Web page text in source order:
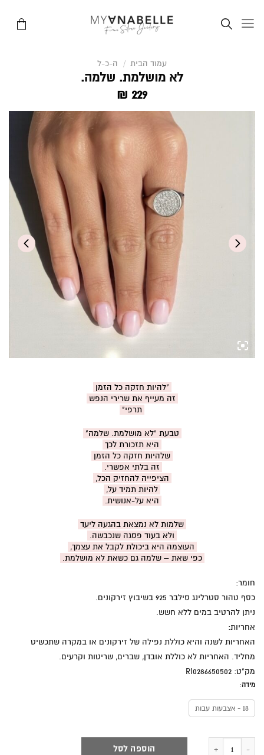
עמוד הבית / ה-כ-ל
לא מושלמת. שלמה.
229
₪
"להיות חזקה כל הזמן
זה מעייף את שרירי הנפש
תרפי"
טבעת "לא מושלמת. שלמה"
היא תזכורת לכך
שלהיות חזקה כל הזמן
זה בלתי אפשרי.
הציפייה להחזיק הכל,
להיות תמיד על,
היא על-אנושית.
שלמות לא נמצאת בהגעה ליעד
ולא בעוד פסגה שנכבשה.
העוצמה היא ביכולת לקבל את עצמך,
כפי שאת – שלמה גם כשאת לא מושלמת.
חומר:
כסף טהור סטרלינג סילבר 925 בשיבוץ זירקונים.
ניתן להרטיב במים ללא חשש.
אחריות:
האחריות לשנה והיא כוללת נפילה של זירקונים או במקרה שתכשיט
מחליד. האחריות לא כוללת אובדן, שברים, שריטות וקרעים.
מק"ט: RI0286650502
מידה:
18 - אצבעות עבות
הוספה לסל